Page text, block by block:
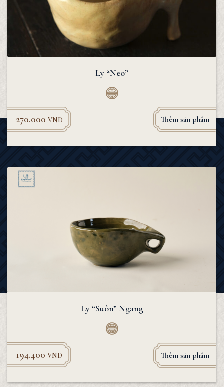
Ly “Neo”
270.000 VND Thêm sản phẩm
Ly “Suôn” Ngang
194.400 VND Thêm sản phẩm